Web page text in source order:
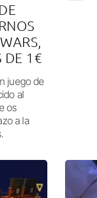
DE 1€
juego de
al
os
a la